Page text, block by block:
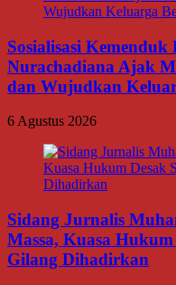
Sosialisasi Kemenduk
Nurachadiana Ajak
dan Wujudkan
6 Agustus 2026
Sidang Jurnalis
Massa, Kuasa
Gilang Dihadirkan